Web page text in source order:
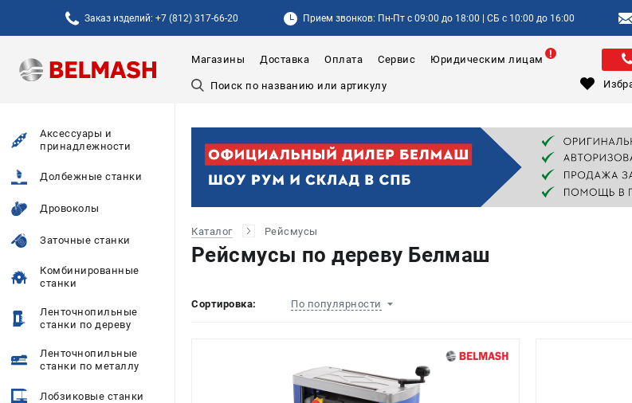
Заказ изделий: +7 (812) 317-66-20 Прием звонков: Пн-Пт с 09:00 до 18:00 | СБ с 10:00 до 16:00
Магазины Доставка Оплата Сервис Юридическим лицам
Аксессуары и
принадлежности
Долбежные станки
Дровоколы
Заточные станки
Комбинированные
станки
Ленточнопильные
станки по дереву
Ленточнопильные
станки по металлу
Лобзиковые станки
Каталог Рейсмусы
Рейсмусы по дереву Белмаш
Сортировка: По популярности